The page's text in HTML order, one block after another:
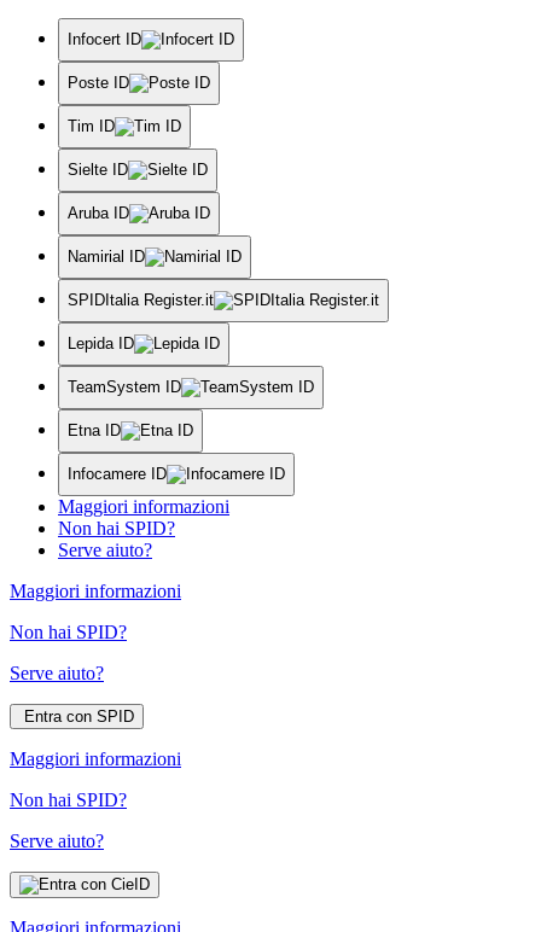
Infocert ID
Poste ID
Tim ID
Sielte ID
Aruba ID
Namirial ID
SPIDItalia Register.it
Lepida ID
TeamSystem ID
Etna ID
Infocamere ID
Maggiori informazioni
Non hai SPID?
Serve aiuto?
Maggiori informazioni
Non hai SPID?
Serve aiuto?
Entra con SPID
Maggiori informazioni
Non hai SPID?
Serve aiuto?